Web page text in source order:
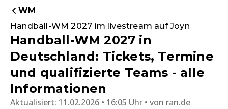
WM
Handball-WM 2027 im livestream auf Joyn
Handball-WM 2027 in
Deutschland: Tickets, Termine
und qualifizierte Teams - alle
Informationen
Aktualisiert: 11.02.2026 • 16:05 Uhr von ran.de